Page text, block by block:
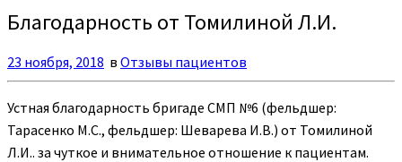
Благодарность от Томилиной Л.И.
23 ноября, 2018 в Отзывы пациентов
Устная благодарность бригаде СМП №6 (фельдшер:
Тарасенко М.С., фельдшер: Шеварева И.В.) от Томилиной
Л.И.. за чуткое и внимательное отношение к пациентам.